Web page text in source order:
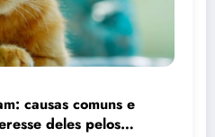
causas comuns e
deles pelos